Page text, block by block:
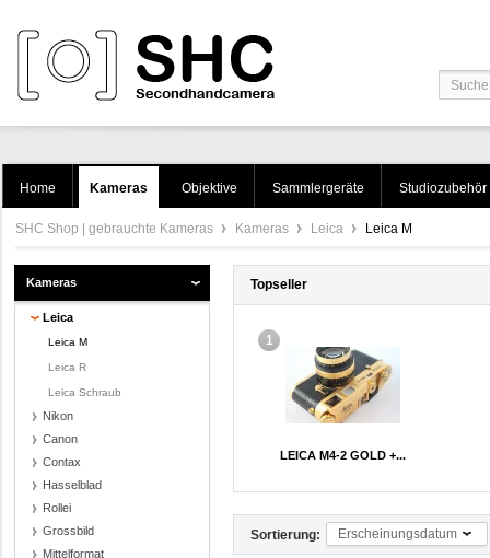
Home Kameras Objektive Sammlergeräte Studiozubehör
SHC Shop | gebrauchte Kameras Kameras Leica Leica M
Kameras
Leica
Leica M
Leica R
Leica Schraub
Nikon
Canon
Contax
Hasselblad
Rollei
Grossbild
Mittelformat
Topseller
1
LEICA M4-2 GOLD +...
Sortierung: Erscheinungsdatum